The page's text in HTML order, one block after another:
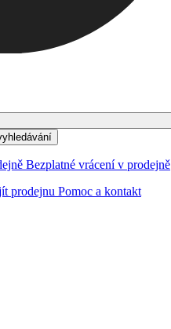
Bezplatné vrácení v prodejně
prodejnu Pomoc a kontakt